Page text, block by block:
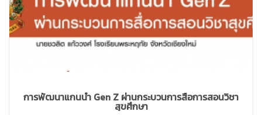
การพัฒนาแกนนำ Gen Z ผ่านกระบวนการสื่อการสอนวิชา
สุขศึกษา